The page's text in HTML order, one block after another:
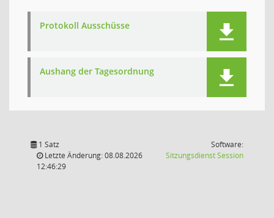
Protokoll Ausschüsse
Aushang der Tagesordnung
1 Satz
Letzte Änderung: 08.08.2026
12:46:29
Software:
SitzungsdienstSession(Wird in